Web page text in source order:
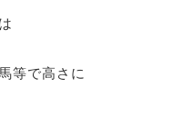
等で高さに